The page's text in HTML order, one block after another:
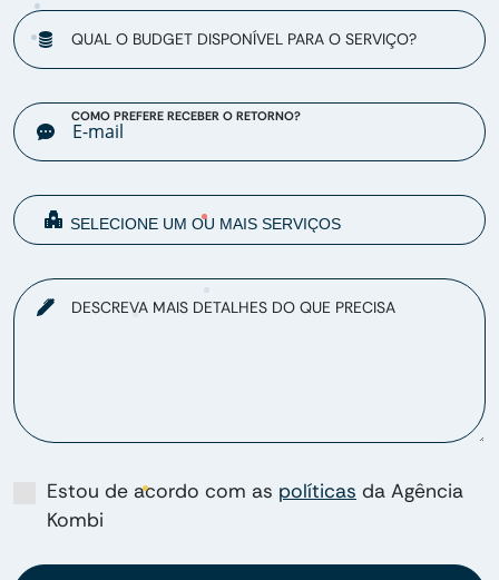
QUAL O BUDGET DISPONÍVEL PARA O SERVIÇO?
COMO PREFERE RECEBER O RETORNO?
DESCREVA MAIS DETALHES DO QUE PRECISA
Estou de acordo com as políticas da Agência
Kombi